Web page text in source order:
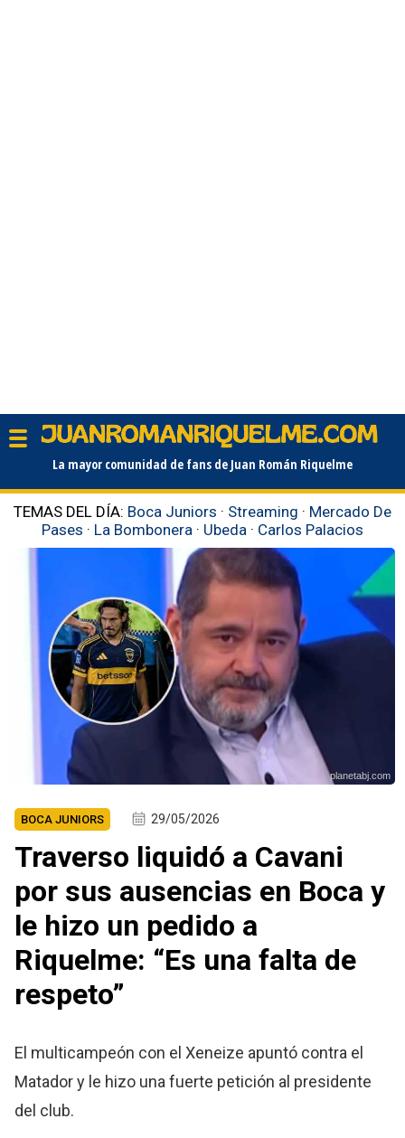
La mayor comunidad de fans de Juan Román Riquelme
TEMAS DEL DÍA: Boca Juniors · Streaming · Mercado De
Pases · La Bombonera · Ubeda · Carlos Palacios
planetabj.com
BOCA JUNIORS 29/05/2026
Traverso liquidó a Cavani
por sus ausencias en Boca y
le hizo un pedido a
Riquelme: “Es una falta de
respeto”
El multicampeón con el Xeneize apuntó contra el
Matador y le hizo una fuerte petición al presidente
del club.